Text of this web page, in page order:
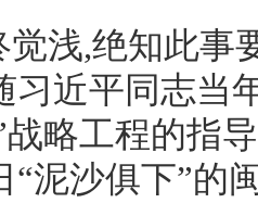
觉浅,绝知此事
习近平同志当
战略工程的指
“泥沙俱下”的